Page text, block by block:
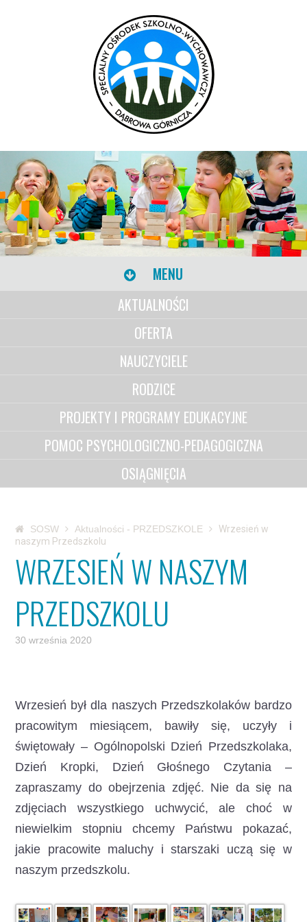
MENU
AKTUALNOŚCI
OFERTA
NAUCZYCIELE
RODZICE
PROJEKTY I PROGRAMY EDUKACYJNE
POMOC PSYCHOLOGICZNO-PEDAGOGICZNA
OSIĄGNIĘCIA
SOSW Aktualności - PRZEDSZKOLE
Wrzesień w
naszym Przedszkolu
WRZESIEŃ W NASZYM
PRZEDSZKOLU
30 września 2020
Wrzesień był dla naszych Przedszkolaków bardzo
pracowitym miesiącem, bawiły się, uczyły i
świętowały – Ogólnopolski Dzień Przedszkolaka,
Dzień Kropki, Dzień Głośnego Czytania –
zapraszamy do obejrzenia zdjęć. Nie da się na
zdjęciach wszystkiego uchwycić, ale choć w
niewielkim stopniu chcemy Państwu pokazać,
jakie pracowite maluchy i starszaki uczą się w
naszym przedszkolu.